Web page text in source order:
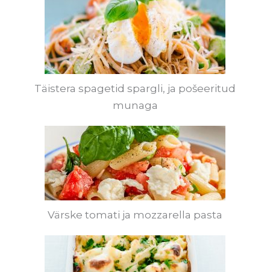
Täistera spagetid spargli, ja pošeeritud
munaga
Värske tomati ja mozzarella pasta